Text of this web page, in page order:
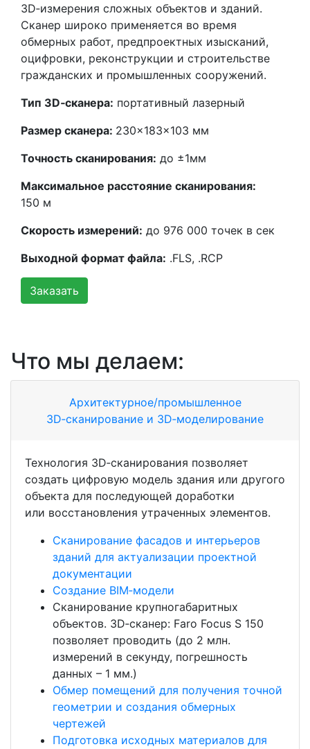
3D‑измерения сложных объектов и зданий.
Сканер широко применяется во время
обмерных работ, предпроектных изысканий,
оцифровки, реконструкции и строительстве
гражданских и промышленных сооружений.
Тип 3D‑сканера: портативный лазерный
Размер сканера: 230×183×103 мм
Точность сканирования: до ±1мм
Максимальное расстояние сканирования:
150 м
Скорость измерений: до 976 000 точек в сек
Выходной формат файла: .FLS, .RCP
Заказать
Что мы делаем:
Архитектурное/промышленное
3D‑сканирование и 3D‑моделирование
Технология 3D‑сканирования позволяет
создать цифровую модель здания или другого
объекта для последующей доработки
или восстановления утраченных элементов.
Сканирование фасадов и интерьеров
зданий для актуализации проектной
документации
Создание BIM‑модели
Сканирование крупногабаритных
объектов. 3D‑сканер: Faro Focus S 150
позволяет проводить (до 2 млн.
измерений в секунду, погрешность
данных – 1 мм.)
Обмер помещений для получения точной
геометрии и создания обмерных
чертежей
Подготовка исходных материалов для